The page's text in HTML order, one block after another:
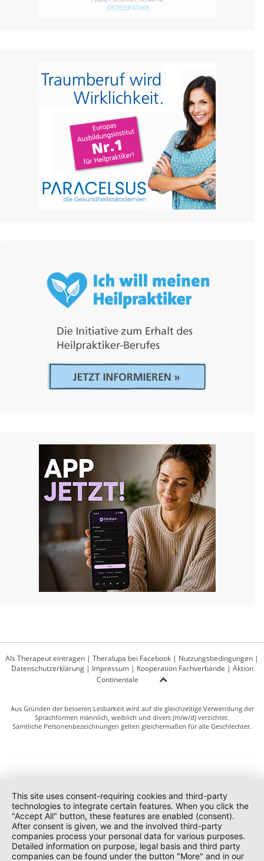
Als Therapeut eintragen | Theralupa bei Facebook | Nutzungsbedingungen |
Datenschutzerklärung| Impressum| Kooperation Fachverbände | Aktion
Continentale
Aus Gründen der besseren Lesbarkeit wird auf die gleichzeitige Verwendung der
Sprachformen männlich, weiblich und divers (m/w/d) verzichtet.
Sämtliche Personenbezeichnungen gelten gleichermaßen für alle Geschlechter.
This site uses consent-requiring cookies and third-party
technologies to integrate certain features. When you click the
"Accept All" button, these features are enabled (consent).
After consent is given, we and the involved third-party
companies process your personal data for various purposes.
Detailed information on purpose, legal basis and third party
companies can be found under the button "More" and in our